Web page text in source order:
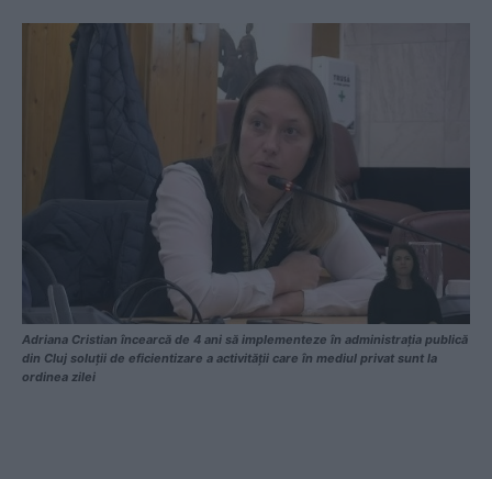
Adriana Cristian încearcă de 4 ani să implementeze în administrația publică
din Cluj soluții de eficientizare a activității care în mediul privat sunt la
ordinea zilei